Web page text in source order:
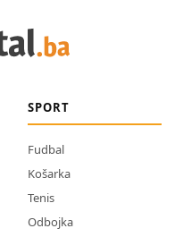
SPORT
Fudbal
Košarka
Tenis
Odbojka